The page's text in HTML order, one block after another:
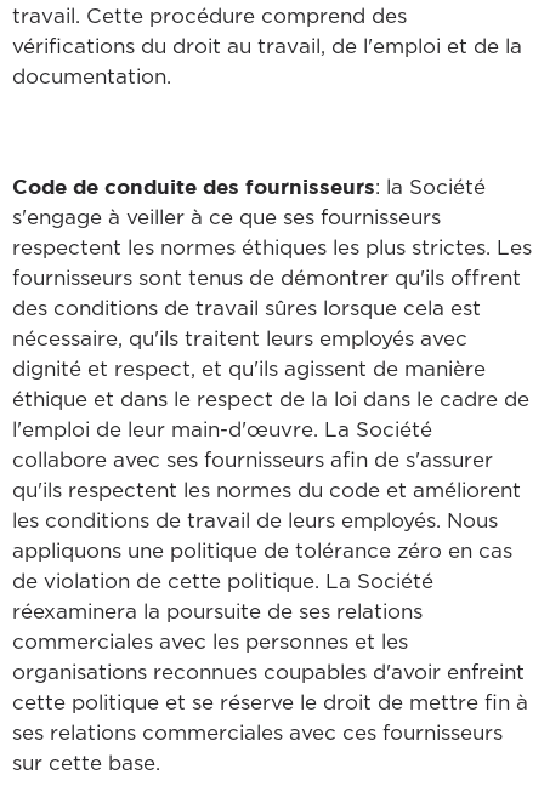
travail. Cette procédure comprend des
vérifications du droit au travail, de l'emploi et de la
documentation.
Code de conduite des fournisseurs: la Société
s'engage à veiller à ce que ses fournisseurs
respectent les normes éthiques les plus strictes. Les
fournisseurs sont tenus de démontrer qu'ils offrent
des conditions de travail sûres lorsque cela est
nécessaire, qu'ils traitent leurs employés avec
dignité et respect, et qu'ils agissent de manière
éthique et dans le respect de la loi dans le cadre de
l'emploi de leur main-d'œuvre. La Société
collabore avec ses fournisseurs afin de s'assurer
qu'ils respectent les normes du code et améliorent
les conditions de travail de leurs employés. Nous
appliquons une politique de tolérance zéro en cas
de violation de cette politique. La Société
réexaminera la poursuite de ses relations
commerciales avec les personnes et les
organisations reconnues coupables d'avoir enfreint
cette politique et se réserve le droit de mettre fin à
ses relations commerciales avec ces fournisseurs
sur cette base.